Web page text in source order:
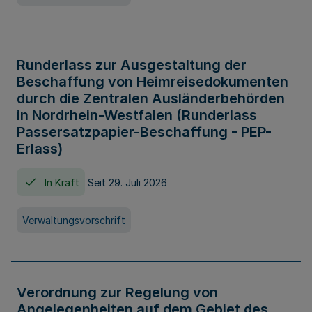
Runderlass zur Ausgestaltung der
Beschaffung von Heimreisedokumenten
durch die Zentralen Ausländerbehörden
in Nordrhein-Westfalen (Runderlass
Passersatzpapier-Beschaffung - PEP-
Erlass)
In Kraft Seit 29. Juli 2026
Verwaltungsvorschrift
Verordnung zur Regelung von